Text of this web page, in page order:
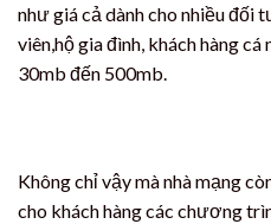
như giá cả dành cho nhiều đối
viên,hộ gia đình, khách hàng
30mb đến 500mb.
Không chỉ vậy mà nhà mạng
cho khách hàng các chương